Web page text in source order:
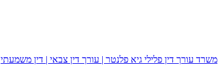
משרד עורך דין פלילי גיא פלנטר | עורך דין צבאי | דין משמעתי